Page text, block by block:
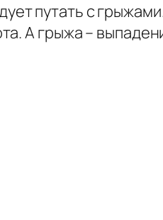
путать с
А грыжа –